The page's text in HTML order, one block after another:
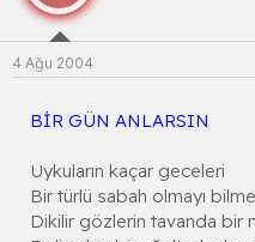
4 Ağu 2004
BİR GÜN ANLARSIN
Uykuların kaçar geceleri
Bir türlü sabah olmayı
Dikilir gözlerin tavanda bir